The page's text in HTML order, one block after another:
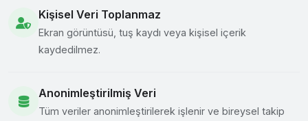
Kişisel Veri Toplanmaz
Ekran görüntüsü, tuş kaydı veya kişisel içerik
kaydedilmez.
Anonimleştirilmiş Veri
Tüm veriler anonimleştirilerek işlenir ve bireysel takip